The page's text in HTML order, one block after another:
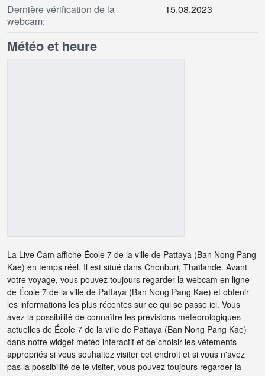
Dernière vérification de la
webcam:
15.08.2023
Météo et heure
La Live Cam affiche École 7 de la ville de Pattaya (Ban Nong Pang
Kae) en temps réel. Il est situé dans Chonburi, Thaïlande. Avant
votre voyage, vous pouvez toujours regarder la webcam en ligne
de École 7 de la ville de Pattaya (Ban Nong Pang Kae) et obtenir
les informations les plus récentes sur ce qui se passe ici. Vous
avez la possibilité de connaître les prévisions météorologiques
actuelles de École 7 de la ville de Pattaya (Ban Nong Pang Kae)
dans notre widget météo interactif et de choisir les vêtements
appropriés si vous souhaitez visiter cet endroit et si vous n'avez
pas la possibilité de le visiter, vous pouvez toujours regarder la